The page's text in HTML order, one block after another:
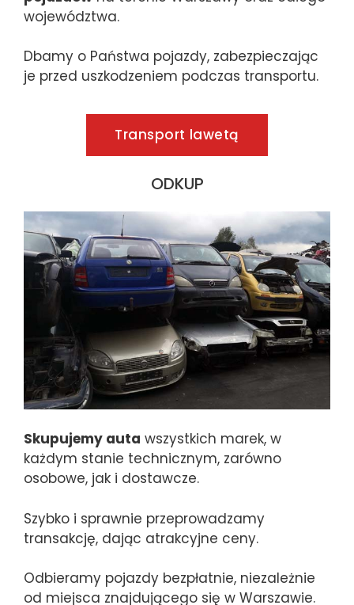
województwa.
Dbamy o Państwa pojazdy, zabezpieczając
je przed uszkodzeniem podczas transportu.
Transport lawetą
ODKUP
Skupujemy auta wszystkich marek, w
każdym stanie technicznym, zarówno
osobowe, jak i dostawcze.
Szybko i sprawnie przeprowadzamy
transakcję, dając atrakcyjne ceny.
Odbieramy pojazdy bezpłatnie, niezależnie
od miejsca znajdującego się w Warszawie.